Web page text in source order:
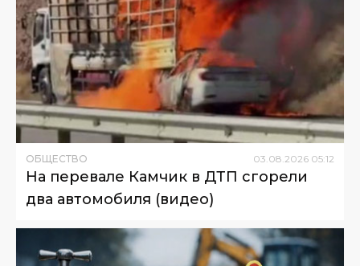
ОБЩЕСТВО 03 08 2026 05:12
На перевале Камчик в ДТП сгорели
два автомобиля (видео)